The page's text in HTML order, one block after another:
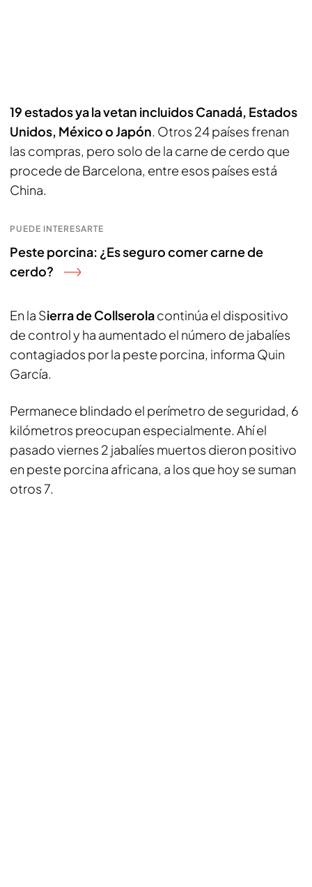
19 estados ya la vetan incluidos Canadá, Estados
Unidos, México o Japón. Otros 24 países frenan
las compras, pero solo de la carne de cerdo que
procede de Barcelona, entre esos países está
China.
PUEDE INTERESARTE
Peste porcina: ¿Es seguro comer carne de
cerdo?
En la Sierra de Collserolacontinúa el dispositivo
de control y ha aumentado el número de jabalíes
contagiados por la peste porcina, informa Quin
García.
Permanece blindado el perímetro de seguridad, 6
kilómetros preocupan especialmente. Ahí el
pasado viernes 2 jabalíes muertos dieron positivo
en peste porcina africana, a los que hoy se suman
otros 7.